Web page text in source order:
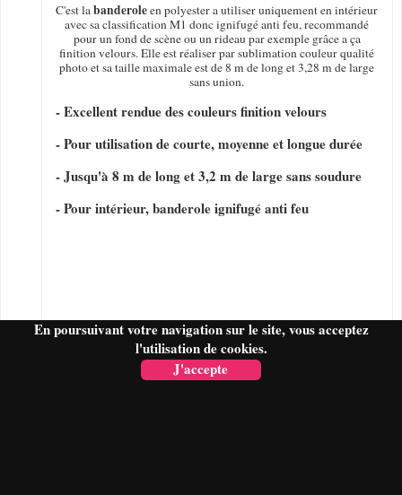
En poursuivant votre navigation sur le site, vous acceptez
l'utilisation de cookies.
J'accepte
C'est labanderoleen polyester a utiliser uniquement en intérieur
avec sa classification M1 donc ignifugé anti feu, recommandé
pour un fond de scène ou un rideau par exemple grâce a ça
finition velours. Elle est réaliser par sublimation couleur qualité
photo et sa taille maximale est de 8 m de long et 3,28 m de large
sans union.
- Excellent rendue des couleurs finition velours
- Pour utilisation de courte, moyenne et longue durée
- Jusqu'à 8 m de long et 3,2 m de large sans soudure
- Pour intérieur, banderole ignifugé anti feu